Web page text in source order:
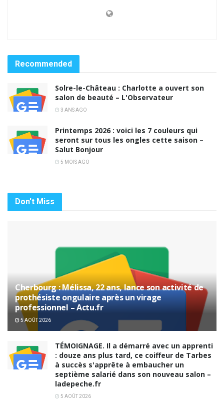
Recommended
Solre-le-Château : Charlotte a ouvert son
salon de beauté – L'Observateur
3 ANS AGO
Printemps 2026 : voici les 7 couleurs qui
seront sur tous les ongles cette saison –
Salut Bonjour
5 MOIS AGO
Don't Miss
Cherbourg : Mélissa, 22 ans, lance son activité de
prothésiste ongulaire après un virage
professionnel – Actu.fr
5 AOÛT 2026
TÉMOIGNAGE. Il a démarré avec un apprenti
: douze ans plus tard, ce coiffeur de Tarbes
à succès s'apprête à embaucher un
septième salarié dans son nouveau salon –
ladepeche.fr
5 AOÛT 2026